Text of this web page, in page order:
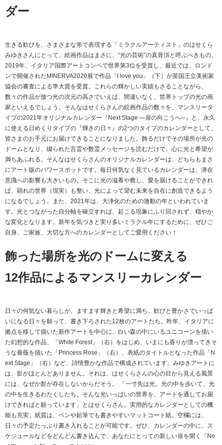
ダー
生きる歓びを、さまざまな形で表現する「ミラクルアーティスト」のはせくら
みゆきさんにとって、絵画作品はまさに、“光の芸術”の真骨頂と呼ぶべきもの。
2019年、イタリア国際アートコンペで世界第3位を受賞し、最近では、ロンド
ンで開催されたMINERVA2020展で作品「I love you」（下）が英国王立美術家
協会の審査による準大賞を受賞。これらの輝かしい実績もさることながら、
数々の作品が放つ光の次元の高さでいえば、間違いなく、世界トップの光の画
家といえるでしょう。そんなはせくらさんの絵画作品の数々を、マンスリータ
イプの2021年オリジナルカレンダー『Next Stage —扉の向こうへ─』と、永久
に使える日めくりタイプの『輝きの日々』の2つのタイプのカレンダーとして、
皆さまのお手元にお届けできることになりました。飾るだけでその場所が光の
ドームとなり、綴られた言霊や数霊メッセージを読むだけで、心に光と希望が
満ちあふれる。そんなはせくらさんのオリジナルカレンダーは、どちらもまさ
にアート版のパワースポットです。毎日何気なく見ているカレンダーは、潜在
意識への影響も大きいもの。そこに光の滋養や癒し、愛を届けることができれ
ば、顕れの世界（現実）も整い、光によって望む未来を自在に創造できるよう
になるでしょう。また、2021年は、大浄化のための激動の年といわれていま
す。光とつながった自分軸を確立すれば、起こる現象にふり回されず、穏やか
な変化となります。新年を気づきと実り多いミラクル年にするために、ぜひご
自身、ご家族、大切な方へのカレンダーとしてご愛用ください！
飾った場所を光のドームに変える
12作品によるマンスリーカレンダー
日々の何気ない暮らしが、ますます輝きと希望に満ち、歓びと豊かさでいっぱ
いになる日々を願って、書き下ろされた12枚のアートたち。昨年、イタリアに
拠点を移して描いた新作アートを中心に、白い森の中にいるユニコーンを描い
た幻想的な作品、「White Forest」（右）をはじめ、いまにも香りが漂ってきそ
うな薔薇を描いた「Princess Rose」（右）、表紙のタイトルとなった作品「N
ext Stage」（右）など、詩情豊かな作品で構成されています。みゆきアートに
は、影がほとんどありません。それは、はせくらさんの心の目から見える風景
には、なぜか影が存在しないからだそう。 「一寸先は光。光の中を歩いて、光
の中を生きるわたくしたち。そんな光いっぱいの世界を、アートを通してお届
けできればと願っています」とはせくらさん。実用的なカレンダーとしての機
能も充実。紙質は、ペンや鉛筆でも書きやすいマットコート紙。空欄には、
日々の予定たっぷり書き入れることが可能です。ぜひ、カレンダーの中に、ス
ケジュールなどをどんどん書き込んで、あなたにとっての新しい扉を開く「Ne